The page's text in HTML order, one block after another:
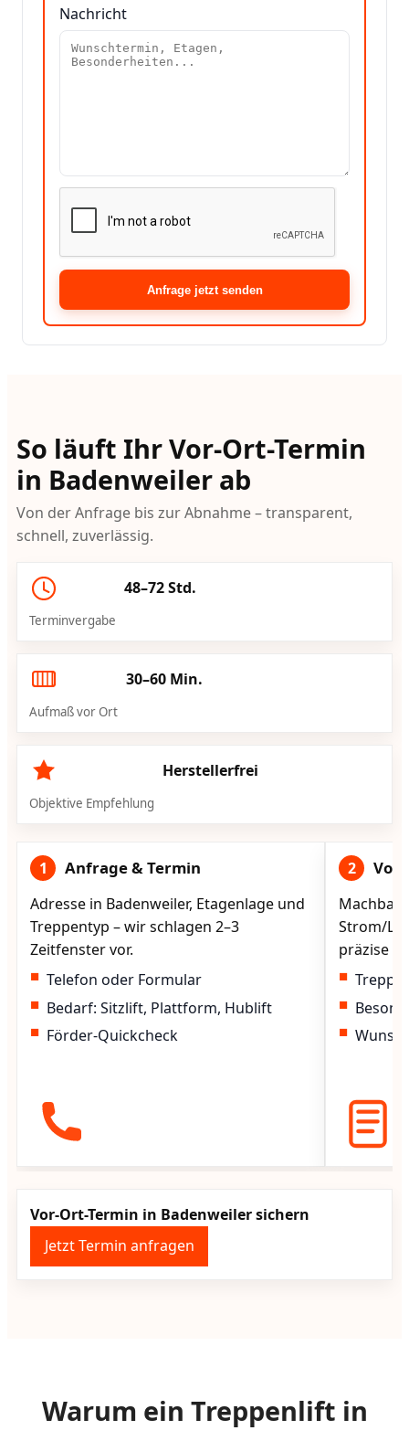
Nachricht
Anfrage jetzt senden
So läuft Ihr Vor-Ort-Termin
in Badenweiler ab
Von der Anfrage bis zur Abnahme – transparent,
schnell, zuverlässig.
48–72 Std.
Terminvergabe
30–60 Min.
Aufmaß vor Ort
Herstellerfrei
Objektive Empfehlung
1 Anfrage & Termin
Adresse in Badenweiler, Etagenlage und
Treppentyp – wir schlagen 2–3
Zeitfenster vor.
Telefon oder Formular
Bedarf: Sitzlift, Plattform, Hublift
Förder-Quickcheck
2
Strom/
präzise
Vor-Ort-Termin in Badenweiler sichern
Jetzt Termin anfragen
Warum ein Treppenlift in